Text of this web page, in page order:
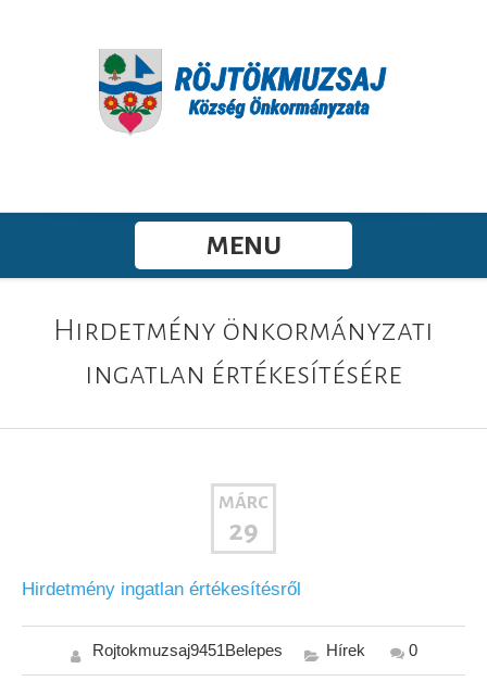
MENU
Hirdetmény önkormányzati
ingatlan értékesítésére
MÁRC
29
Hirdetmény ingatlan értékesítésről
Rojtokmuzsaj9451Belepes Hírek 0